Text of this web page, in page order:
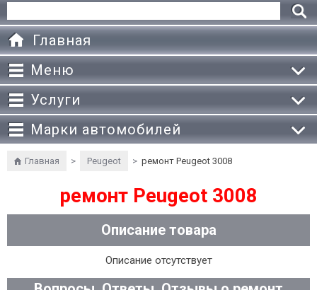
Главная
Меню
Услуги
Марки автомобилей
Главная > Peugeot > ремонт Peugeot 3008
ремонт Peugeot 3008
Описание товара
Описание отсутствует